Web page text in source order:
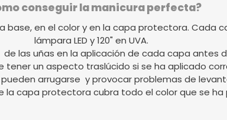
conseguir la manicura perfecta?
en el color y en la capa protectora. Cada
lámpara LED y 120" en UVA.
las uñas en la aplicación de cada capa antes
tener un aspecto traslúcido si se ha aplicado
arrugarse y provocar problemas de
la capa protectora cubra todo el color que se ha